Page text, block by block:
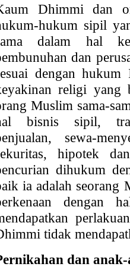
Dhimmi dan
hukum sipil
dalam hal
dan
dengan hukum
religi yang
Muslim sama-
bisnis sipil,
sewa-
hipotek
dihukum
ia adalah seorang
dengan
tidak
dan